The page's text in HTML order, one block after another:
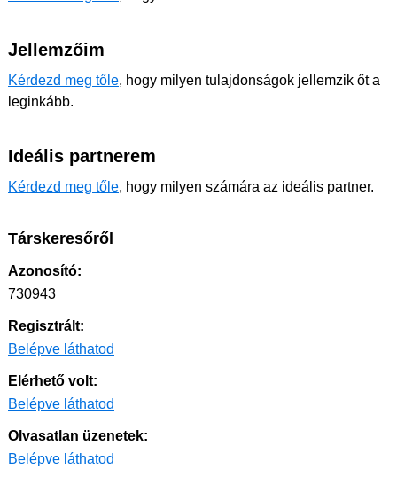
Jellemzőim
Kérdezd meg tőle, hogy milyen tulajdonságok jellemzik őt a
leginkább.
Ideális partnerem
Kérdezd meg tőle, hogy milyen számára az ideális partner.
Társkeresőről
Azonosító:
730943
Regisztrált:
Belépve láthatod
Elérhető volt:
Belépve láthatod
Olvasatlan üzenetek:
Belépve láthatod